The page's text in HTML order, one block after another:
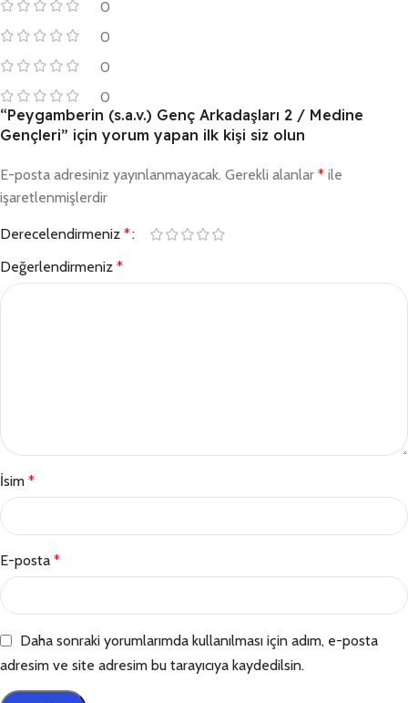
0
0
0
0
“Peygamberin (s.a.v.) Genç Arkadaşları 2 / Medine
Gençleri” için yorum yapan ilk kişi siz olun
E-posta adresiniz yayınlanmayacak. Gerekli alanlar * ile
işaretlenmişlerdir
Derecelendirmeniz *
Değerlendirmeniz *
İsim *
E-posta *
Daha sonraki yorumlarımda kullanılması için adım, e-posta
adresim ve site adresim bu tarayıcıya kaydedilsin.